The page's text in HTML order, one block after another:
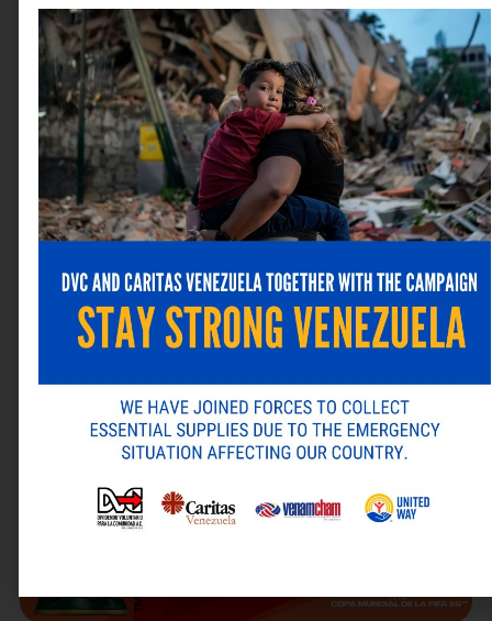
5 días que cambiarán tu vida
junio 17, 2026